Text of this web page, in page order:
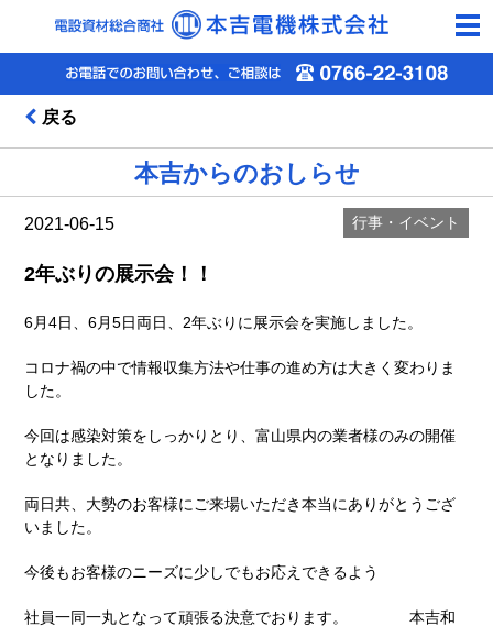
戻る
本吉からのおしらせ
2021-06-15 行事・イベント
2年ぶりの展示会！！
6月4日、6月5日両日、2年ぶりに展示会を実施しました。
コロナ禍の中で情報収集方法や仕事の進め方は大きく変わりま
した。
今回は感染対策をしっかりとり、富山県内の業者様のみの開催
となりました。
両日共、大勢のお客様にご来場いただき本当にありがとうござ
いました。
今後もお客様のニーズに少しでもお応えできるよう
社員一同一丸となって頑張る決意でおります。 本吉和